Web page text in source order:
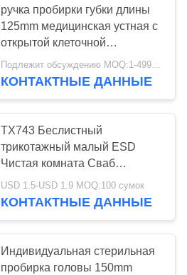
ручка пробирки губки длины
125mm медицинская устная с
открытой клеточной
структурой
Подлежит обсуждению MOQ:1-499 части
КОНТАКТНЫЕ ДАННЫЕ
TX743 Беслистный
трикотажный малый ESD
Чистая комната Сваб
Фабрика очистки
полиэстерный Сваб Stick
USD 1.5-USD 1.9 MOQ:100 сумок
КОНТАКТНЫЕ ДАННЫЕ
Индивидуальная стерильная
пробирка головы 150mm